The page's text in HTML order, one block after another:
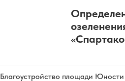
Благоустройство площади